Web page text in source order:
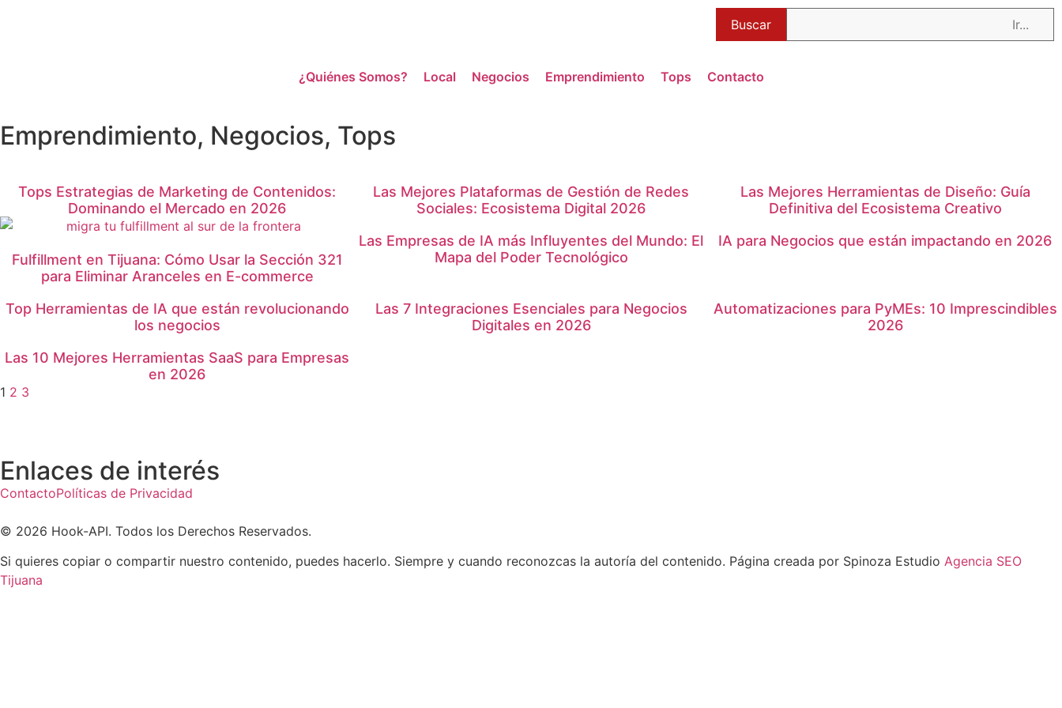
Buscar
¿Quiénes Somos? Local Negocios Emprendimiento Tops Contacto
Emprendimiento, Negocios, Tops
Tops Estrategias de Marketing de Contenidos:
Dominando el Mercado en 2026
Las Mejores Plataformas de Gestión de Redes
Sociales: Ecosistema Digital 2026
Las Mejores Herramientas de Diseño: Guía
Definitiva del Ecosistema Creativo
Fulfillment en Tijuana: Cómo Usar la Sección 321
para Eliminar Aranceles en E-commerce
Las Empresas de IA más Influyentes del Mundo: El
Mapa del Poder Tecnológico
IA para Negocios que están impactando en 2026
Top Herramientas de IA que están revolucionando
los negocios
Las 7 Integraciones Esenciales para Negocios
Digitales en 2026
Automatizaciones para PyMEs: 10 Imprescindibles
2026
Las 10 Mejores Herramientas SaaS para Empresas
en 2026
1 2 3
Enlaces de interés
ContactoPolíticas de Privacidad
© 2026 Hook-API. Todos los Derechos Reservados.
Si quieres copiar o compartir nuestro contenido, puedes hacerlo. Siempre y cuando reconozcas la autoría del contenido. Página creada por Spinoza Estudio Agencia SEO
Tijuana